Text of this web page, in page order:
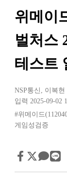
위메이
벌처스
테스트
NSP통신 , 이복현
입력 2025-09-02
#위메이드
게임성검증